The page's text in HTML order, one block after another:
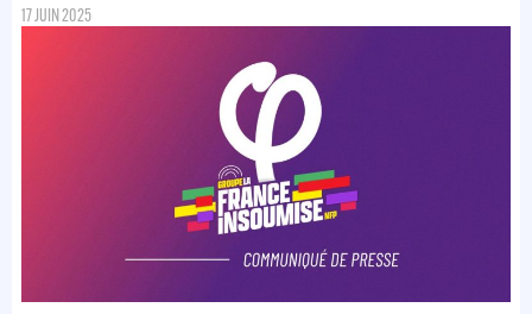
17 JUIN 2025